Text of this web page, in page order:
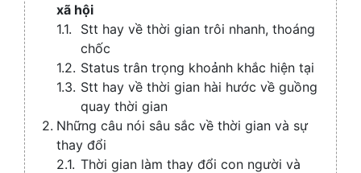
xã hội
Stt hay về thời gian trôi nhanh, thoáng
chốc
Status trân trọng khoảnh khắc hiện tại
Stt hay về thời gian hài hước về guồng
quay thời gian
Những câu nói sâu sắc về thời gian và sự
thay đổi
Thời gian làm thay đổi con người và